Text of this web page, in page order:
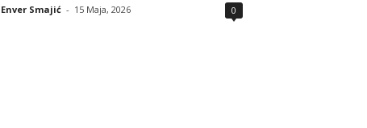
Enver Smajić - 15 Maja, 2026 0